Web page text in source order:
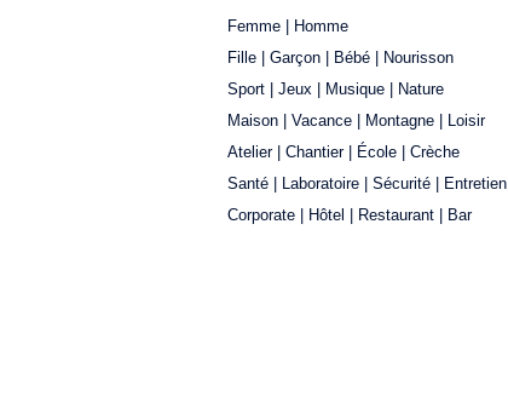
Femme | Homme
Fille | Garçon | Bébé | Nourisson
Sport | Jeux | Musique | Nature
Maison | Vacance | Montagne | Loisir
Atelier | Chantier | École | Crèche
Santé | Laboratoire | Sécurité | Entretien
Corporate | Hôtel | Restaurant | Bar